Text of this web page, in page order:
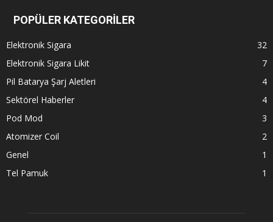
POPÜLER KATEGORİLER
Elektronik Sigara
32
Elektronik Sigara Likit
7
Pil Batarya Şarj Aletleri
4
Sektörel Haberler
4
Pod Mod
3
Atomizer Coil
2
Genel
1
Tel Pamuk
1